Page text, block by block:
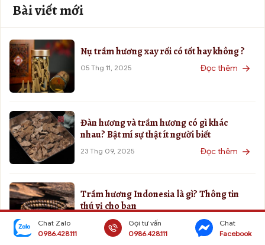
Bài viết mới
Nụ trầm hương xay rối có tốt hay không ?
05 Thg 11, 2025 Đọc thêm
Đàn hương và trầm hương có gì khác
nhau? Bật mí sự thật ít người biết
23 Thg 09, 2025 Đọc thêm
Trầm hương Indonesia là gì? Thông tin
thú vị cho bạn
20 Thg 09, 2025 Đọc thêm
Chat Zalo
0986.428.111
Gọi tư vấn
0986.428.111
Chat
Facebook